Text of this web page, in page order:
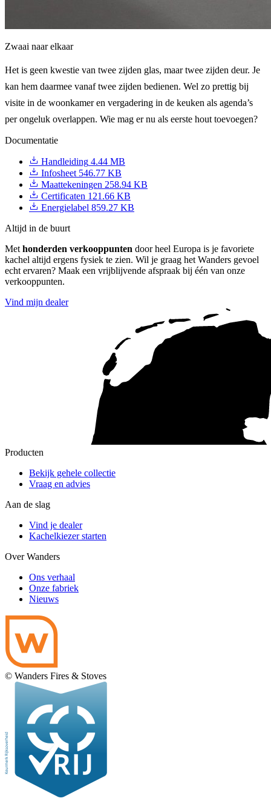
Zwaai naar elkaar
Het is geen kwestie van twee zijden glas, maar twee zijden deur. Je
kan hem daarmee vanaf twee zijden bedienen. Wel zo prettig bij
visite in de woonkamer en vergadering in de keuken als agenda’s
per ongeluk overlappen. Wie mag er nu als eerste hout toevoegen?
Documentatie
Handleiding 4.44 MB
Infosheet 546.77 KB
Maattekeningen 258.94 KB
Certificaten 121.66 KB
Energielabel 859.27 KB
Altijd in de buurt
Met honderden verkooppunten door heel Europa is je favoriete
kachel altijd ergens fysiek te zien. Wil je graag het Wanders gevoel
echt ervaren? Maak een vrijblijvende afspraak bij één van onze
verkooppunten.
Vind mijn dealer
Producten
Bekijk gehele collectie
Vraag en advies
Aan de slag
Vind je dealer
Kachelkiezer starten
Over Wanders
Ons verhaal
Onze fabriek
Nieuws
© Wanders Fires & Stoves